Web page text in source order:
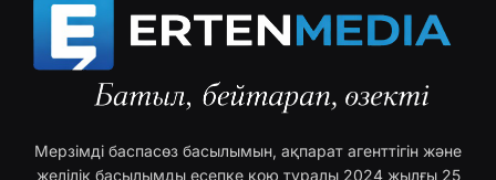
Мерзімді баспасөз басылымын, ақпарат агенттігін және
желілік басылымды есепке қою туралы 2024 жылғы 25